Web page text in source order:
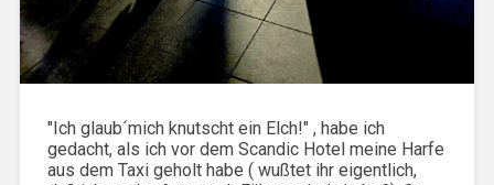
"Ich glaub´mich knutscht ein Elch!" , habe ich
gedacht, als ich vor dem Scandic Hotel meine Harfe
aus dem Taxi geholt habe ( wußtet ihr eigentlich,